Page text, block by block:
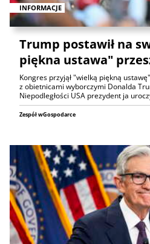
INFORMACJE
Trump postawił na
piękna ustawa"
Kongres przyjął "wielką piękną
z obietnicami wyborczymi Donalda
Niepodległości USA prezydent ja
Zespół wGospodarce